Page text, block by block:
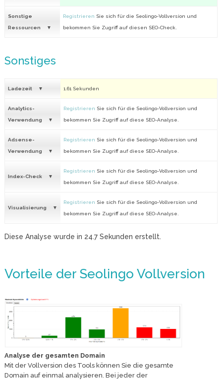
Sonstige
Ressourcen
Registrieren Sie sich für die Seolingo-Vollversion und
bekommen Sie Zugriff auf diesen SEO-Check.
Sonstiges
Ladezeit 1.61 Sekunden
Analytics-
Verwendung
Registrieren Sie sich für die Seolingo-Vollversion und
bekommen Sie Zugriff auf diese SEO-Analyse.
Adsense-
Verwendung
Registrieren Sie sich für die Seolingo-Vollversion und
bekommen Sie Zugriff auf diese SEO-Analyse.
Index-Check
Registrieren Sie sich für die Seolingo-Vollversion und
bekommen Sie Zugriff auf diese SEO-Analyse.
Visualisierung
Registrieren Sie sich für die Seolingo-Vollversion und
bekommen Sie Zugriff auf diese SEO-Analyse.
Diese Analyse wurde in 24.7Sekunden erstellt.
Vorteile der Seolingo Vollversion
Analyse der gesamten Domain
Mit der Vollversion des Tools können Sie die gesamte
Domain auf einmal analysieren. Bei jeder der